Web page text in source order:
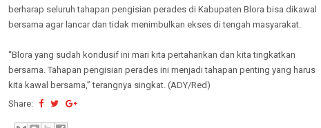
berharap seluruh tahapan pengisian perades di Kabupaten Blora bisa dikawal
bersama agar lancar dan tidak menimbulkan ekses di tengah masyarakat.
“Blora yang sudah kondusif ini mari kita pertahankan dan kita tingkatkan
bersama. Tahapan pengisian perades ini menjadi tahapan penting yang harus
kita kawal bersama,” terangnya singkat. (ADY/Red)
Share: